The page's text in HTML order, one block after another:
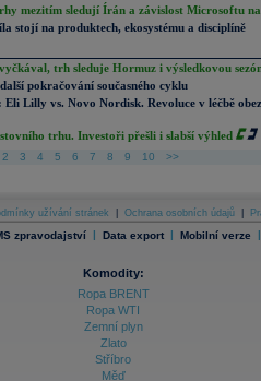
mezitím sledují Írán a závislost Microsoftu
stojí na produktech, ekosystému a disciplíně
trh sleduje Hormuz i výsledkovou
pokračování současného cyklu
Lilly vs. Novo Nordisk. Revoluce v léčbě
trhu. Investoři přešli i slabší výhled
2 3 4 5 6 7 8 9 10 >>
užívání stránek Ochrana osobních údajů
zpravodajství | Data export | Mobilní verze |
Komodity:
Ropa BRENT
Ropa WTI
Zemní plyn
Zlato
Stříbro
Měď